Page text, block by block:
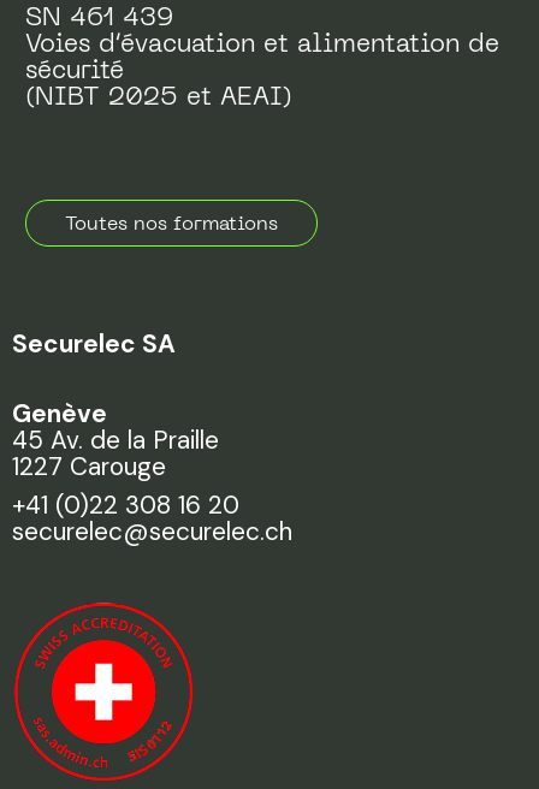
SN 461 439
Voies d’évacuation et alimentation de
sécurité
(NIBT 2025 et AEAI)
Toutes nos formations
Securelec SA
Genève
45 Av. de la Praille
1227 Carouge
+41 (0)22 308 16 20
securelec@securelec.ch